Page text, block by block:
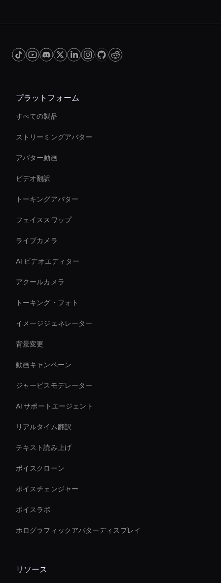
preferences.
applications through APIs and SDKs. This
workflows, such as content management
systems, e-learning platforms, and mobile apps,
プラットフォーム
すべての製品
ストリーミングアバター
アバター動画
ビデオ翻訳
トーキングアバター
フェイススワップ
ライブカメラ
AI ビデオエディター
アクールカメラ
トーキング・フォト
イメージジェネレーター
背景変更
動画キャンペーン
ジャービスモデレーター
AI サポートエージェント
リアルタイム翻訳
テキスト読み上げ
ボイスクローン
ボイスチェンジャー
ボイスラボ
ホログラフィックアバターディスプレイ
リソース